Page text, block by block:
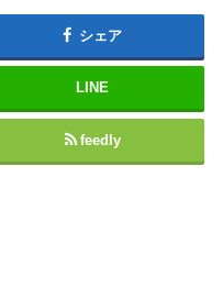
シェア
LINE
feedly